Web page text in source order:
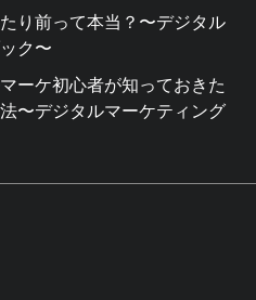
り前って本当？〜デジタル
ク〜
ーケ初心者が知っておきた
〜デジタルマーケティング